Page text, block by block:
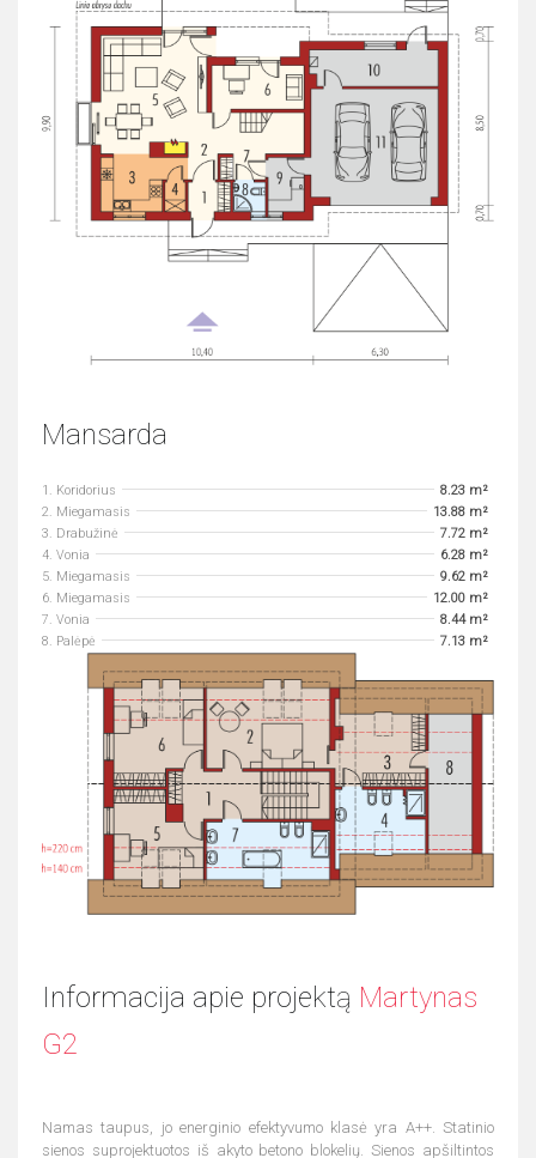
Mansarda
1. Koridorius
8.23 m²
2. Miegamasis
13.88 m²
3. Drabužinė
7.72 m²
4. Vonia
6.28 m²
5. Miegamasis
9.62 m²
6. Miegamasis
12.00 m²
7. Vonia
8.44 m²
8. Palėpė
7.13 m²
Informacija apie projektą Martynas
G2
Namas taupus, jo energinio efektyvumo klasė yra A++. Statinio
sienos suprojektuotos iš akyto betono blokelių. Sienos apšiltintos